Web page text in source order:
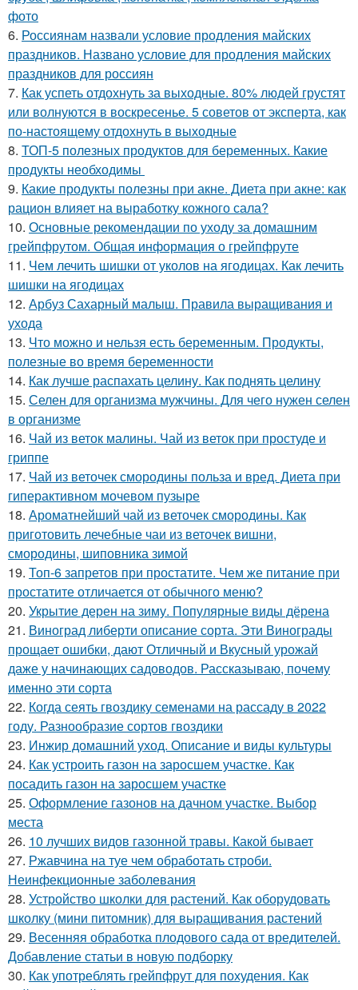
фото
6. Россиянам назвали условие продления майских
праздников. Названо условие для продления майских
праздников для россиян
7. Как успеть отдохнуть за выходные. 80% людей грустят
или волнуются в воскресенье. 5 советов от эксперта, как
по-настоящему отдохнуть в выходные
8. ТОП-5 полезных продуктов для беременных. Какие
продукты необходимы
9. Какие продукты полезны при акне. Диета при акне: как
рацион влияет на выработку кожного сала?
10. Основные рекомендации по уходу за домашним
грейпфрутом. Общая информация о грейпфруте
11. Чем лечить шишки от уколов на ягодицах. Как лечить
шишки на ягодицах
12. Арбуз Сахарный малыш. Правила выращивания и
ухода
13. Что можно и нельзя есть беременным. Продукты,
полезные во время беременности
14. Как лучше распахать целину. Как поднять целину
15. Селен для организма мужчины. Для чего нужен селен
в организме
16. Чай из веток малины. Чай из веток при простуде и
гриппе
17. Чай из веточек смородины польза и вред. Диета при
гиперактивном мочевом пузыре
18. Ароматнейший чай из веточек смородины. Как
приготовить лечебные чаи из веточек вишни,
смородины, шиповника зимой
19. Топ-6 запретов при простатите. Чем же питание при
простатите отличается от обычного меню?
20. Укрытие дерен на зиму. Популярные виды дёрена
21. Виноград либерти описание сорта. Эти Винограды
прощает ошибки, дают Отличный и Вкусный урожай
даже у начинающих садоводов. Рассказываю, почему
именно эти сорта
22. Когда сеять гвоздику семенами на рассаду в 2022
году. Разнообразие сортов гвоздики
23. Инжир домашний уход. Описание и виды культуры
24. Как устроить газон на заросшем участке. Как
посадить газон на заросшем участке
25. Оформление газонов на дачном участке. Выбор
места
26. 10 лучших видов газонной травы. Какой бывает
27. Ржавчина на туе чем обработать строби.
Неинфекционные заболевания
28. Устройство школки для растений. Как оборудовать
школку (мини питомник) для выращивания растений
29. Весенняя обработка плодового сада от вредителей.
Добавление статьи в новую подборку
30. Как употреблять грейпфрут для похудения. Как